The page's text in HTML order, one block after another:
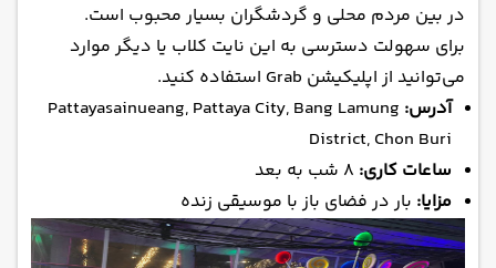
در بین مردم محلی و گردشگران بسیار محبوب است.
برای سهولت دسترسی به این نایت کلاب یا دیگر موارد
می‌توانید از اپلیکیشن Grab استفاده کنید.
آدرس: Pattayasainueang, Pattaya City, Bang Lamung
District, Chon Buri
ساعات کاری:
مزایا: بار در فضای باز با موسیقی زنده